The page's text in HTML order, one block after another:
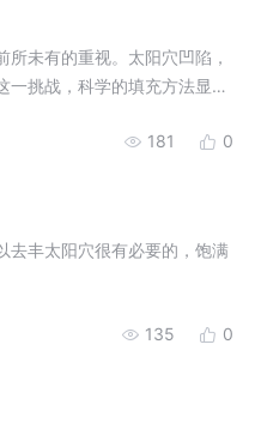
未有的重视。太阳穴凹陷，
挑战，科学的填充方法显得
181 0
去丰太阳穴很有必要的，饱满
135 0